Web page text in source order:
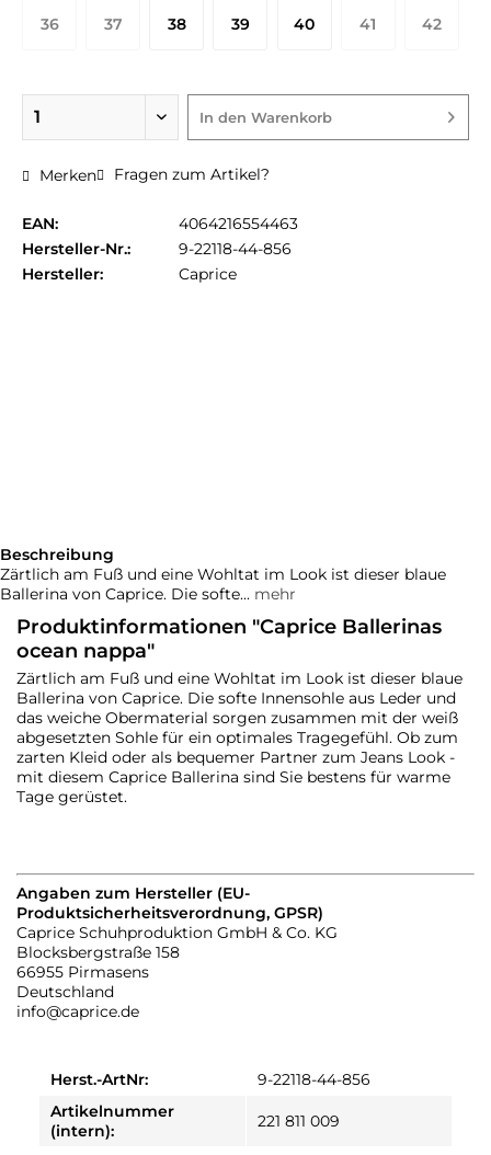
36 37 38 39 40 41 42
In den Warenkorb
Merken Fragen zum Artikel?
EAN:
4064216554463
Hersteller-Nr.:
9-22118-44-856
Hersteller:
Caprice
Beschreibung
Zärtlich am Fuß und eine Wohltat im Look ist dieser blaue
Ballerina von Caprice. Die softe... mehr
Produktinformationen "Caprice Ballerinas
ocean nappa"
Zärtlich am Fuß und eine Wohltat im Look ist dieser blaue
Ballerina von Caprice. Die softe Innensohle aus Leder und
das weiche Obermaterial sorgen zusammen mit der weiß
abgesetzten Sohle für ein optimales Tragegefühl. Ob zum
zarten Kleid oder als bequemer Partner zum Jeans Look -
mit diesem Caprice Ballerina sind Sie bestens für warme
Tage gerüstet.
Angaben zum Hersteller (EU-
Produktsicherheitsverordnung, GPSR)
Caprice Schuhproduktion GmbH & Co. KG
Blocksbergstraße 158
66955 Pirmasens
Deutschland
info@caprice.de
Herst.-ArtNr:
9-22118-44-856
Artikelnummer
(intern):
221 811 009